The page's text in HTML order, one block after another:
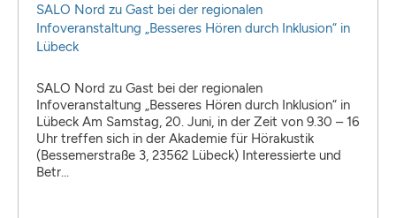
SALO Nord zu Gast bei der regionalen
Infoveranstaltung „Besseres Hören durch Inklusion“ in
Lübeck
SALO Nord zu Gast bei der regionalen
Infoveranstaltung „Besseres Hören durch Inklusion“ in
Lübeck Am Samstag, 20. Juni, in der Zeit von 9.30 – 16
Uhr treffen sich in der Akademie für Hörakustik
(Bessemerstraße 3, 23562 Lübeck) Interessierte und
Betr...